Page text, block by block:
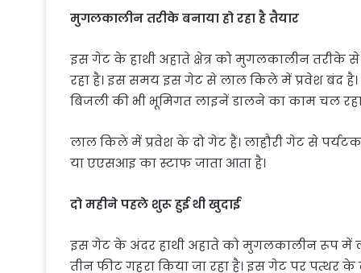
मुगलकालीन तरीके बनाया हो रहा है तैयार
इस गेट के हाथी अहाते क्षेत्र को मुगलकालीन तरीके
रहा है। इस समय इस गेट से लाल किले में प्रवेश बंद है।
बिजली की भी भूमिगत लाइनें डालने का काम चल रहा
लाल किले में प्रवेश के दो गेट हैं। लाहौरी गेट से
या एएसआइ का स्टाफ जाता आता है।
दो महीने पहले शुरू हुई थी खुदाई
इस गेट के अंदर हाथी अहाते को मुगलकालीन रूप में
तीन फीट गहरा किया जा रहा है। इस गेट पर पत्थर